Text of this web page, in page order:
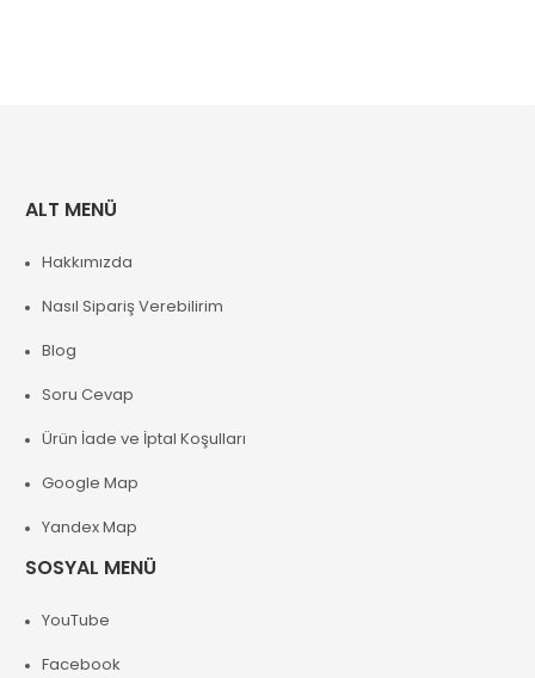
ALT MENÜ
Hakkımızda
Nasıl Sipariş Verebilirim
Blog
Soru Cevap
Ürün İade ve İptal Koşulları
Google Map
Yandex Map
SOSYAL MENÜ
YouTube
Facebook